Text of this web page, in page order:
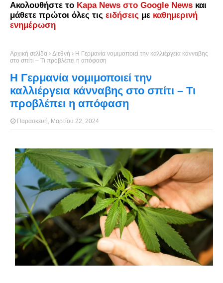
Ακολουθήστε το Kapa News στο Google News και
μάθετε πρώτοι όλες τις ειδήσεις με καθημερινή
ενημέρωση
Αρχική σελίδα Διεθνή
Η Γερμανία νομιμοποιεί την καλλιέργεια κάνναβης
στο σπίτι – Τι προβλέπει η απόφαση
Η Γερμανία νομιμοποιεί την
καλλιέργεια κάνναβης στο σπίτι – Τι
προβλέπει η απόφαση
Παρασκευή, Μαρτίου 22, 2024